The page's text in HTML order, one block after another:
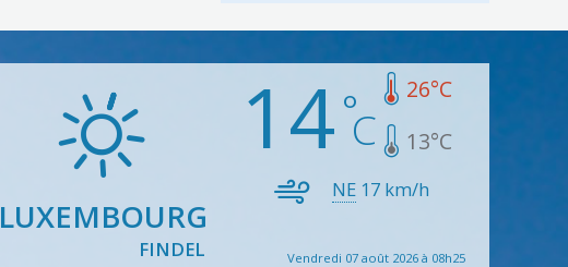
LUXEMBOURG
FINDEL
14 26°C
13°C
NE 17 km/h
Vendredi 07 août 2026 à 08h25